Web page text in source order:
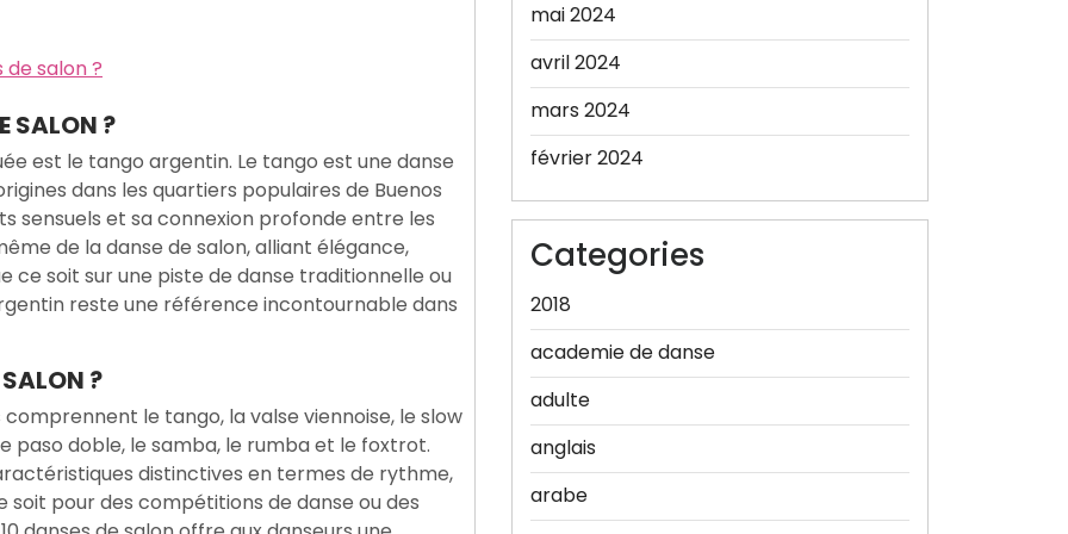
salon ?
SALON ?
est le tango argentin. Le tango est une danse
dans les quartiers populaires de Buenos
sensuels et sa connexion profonde entre les
de la danse de salon, alliant élégance,
ce soit sur une piste de danse traditionnelle ou
reste une référence incontournable dans
SALON ?
le tango, la valse viennoise, le slow
paso doble, le samba, le rumba et le foxtrot.
distinctives en termes de rythme,
soit pour des compétitions de danse ou des
mai 2024
avril 2024
mars 2024
février 2024
Categories
2018
academie de danse
adulte
anglais
arabe